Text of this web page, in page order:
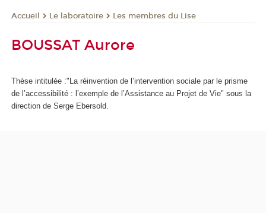
Accueil Le laboratoire Les membres du Lise
BOUSSAT Aurore
Thèse intitulée :"La réinvention de l’intervention sociale par le prisme
de l’accessibilité : l’exemple de l’Assistance au Projet de Vie" sous la
direction de Serge Ebersold.